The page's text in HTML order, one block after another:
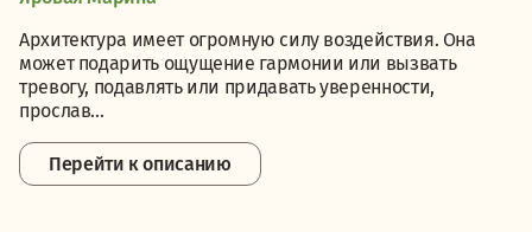
Архитектура имеет огромную силу воздействия. Она
может подарить ощущение гармонии или вызвать
тревогу, подавлять или придавать уверенности,
прослав...
Перейти к описанию